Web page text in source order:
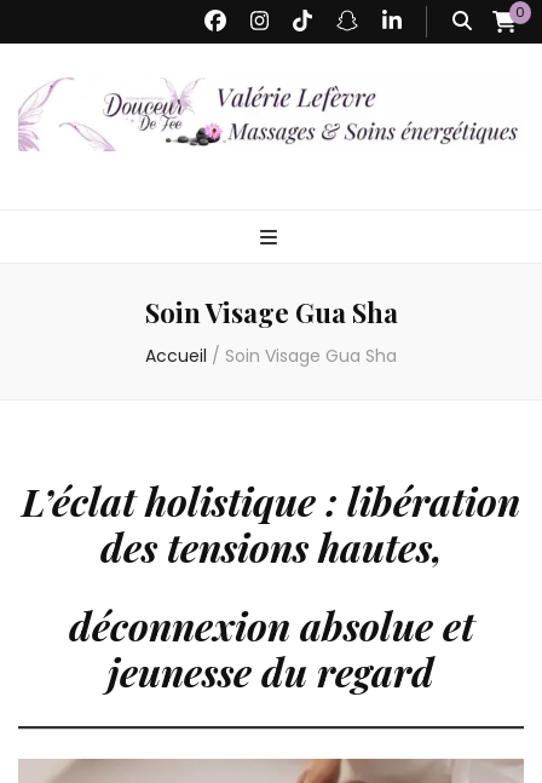
0
– Douceur de
Fée
Soin Visage Gua Sha
Accueil / Soin Visage Gua Sha
L’éclat holistique : libération
des tensions hautes,
déconnexion absolue et
jeunesse du regard